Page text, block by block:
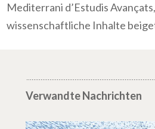
Mediterrani d’Estudis
wissenschaftliche Inhalte
Verwandte Nachrichten